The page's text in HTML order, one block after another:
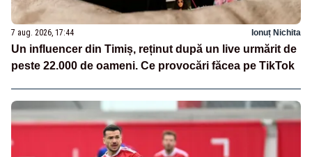
7 aug. 2026, 17:44 Ionuț Nichita
Un influencer din Timiș, reținut după un live urmărit de
peste 22.000 de oameni. Ce provocări făcea pe TikTok